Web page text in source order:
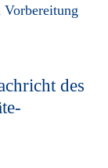
des